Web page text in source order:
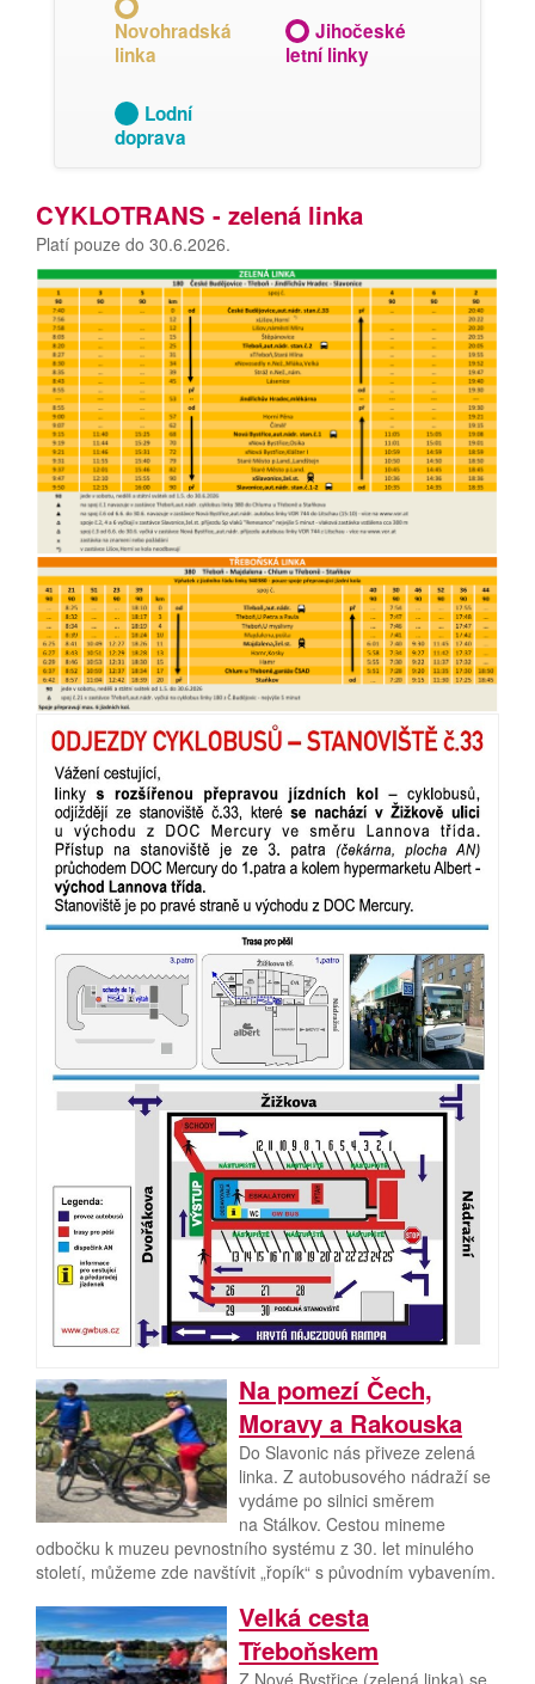
Novohradská
linka
Jihočeské
letní linky
Lodní
doprava
CYKLOTRANS - zelená linka
Platí pouze do 30.6.2026.
Na pomezí Čech,
Moravy a Rakouska
Do Slavonic nás přiveze zelená
linka. Z autobusového nádraží se
vydáme po silnici směrem
na Stálkov. Cestou mineme
odbočku k muzeu pevnostního systému z 30. let minulého
století, můžeme zde navštívit „řopík“ s původním vybavením.
Velká cesta
Třeboňskem
Z Nové Bystřice (zelená linka) se